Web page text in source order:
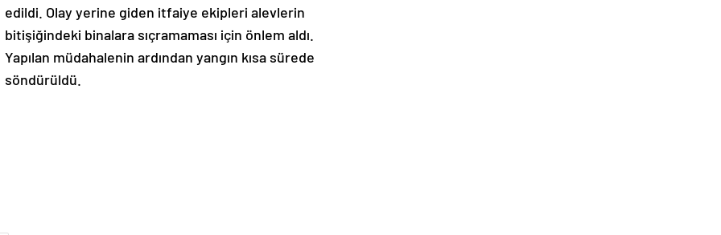
edildi. Olay yerine giden itfaiye ekipleri alevlerin
bitişiğindeki binalara sıçramaması için önlem aldı.
Yapılan müdahalenin ardından yangın kısa sürede
söndürüldü.